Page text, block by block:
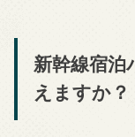
新幹線宿泊
えますか？